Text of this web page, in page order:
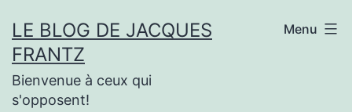
au
contenu
LE BLOG DE JACQUES
FRANTZ
Bienvenue à ceux qui
s'opposent!
Menu